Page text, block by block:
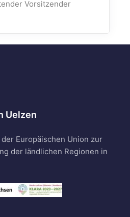
Vorsitzender
Uelzen
Europäischen Union zur
der ländlichen Regionen in